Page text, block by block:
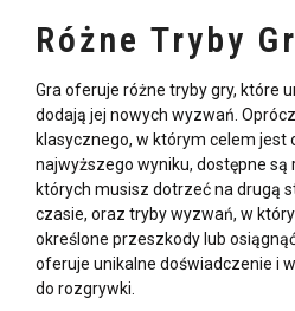
Różne Tryby
Gra oferuje różne tryby gry, które
dodają jej nowych wyzwań.
klasycznego, w którym celem jest
najwyższego wyniku, dostępne
których musisz dotrzeć na drugą
czasie, oraz tryby wyzwań, w
określone przeszkody lub
oferuje unikalne doświadczenie i
do rozgrywki.